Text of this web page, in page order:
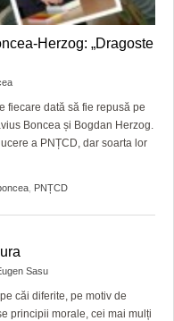
Herzog: „Dragoste
fiecare dată să fie repusă pe
Boncea și Bogdan Herzog.
a PNȚCD, dar soarta lor
PNȚCD
Sasu
căi diferite, pe motiv de
principii morale, cei mai mulți